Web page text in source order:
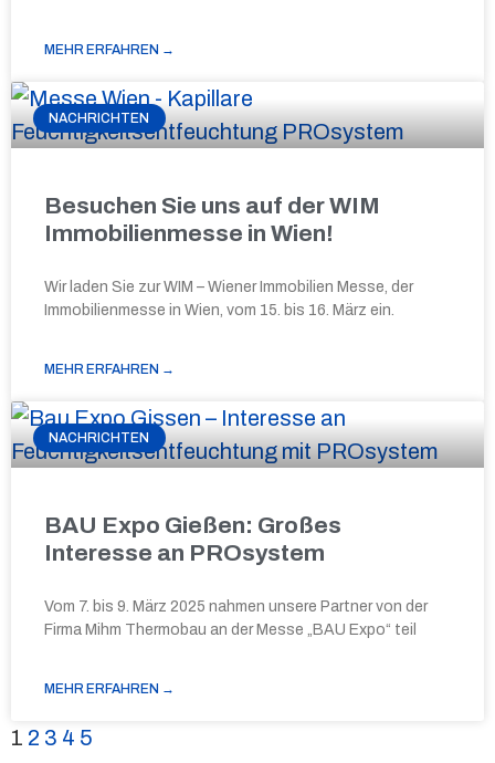
MEHR ERFAHREN →
NACHRICHTEN
Besuchen Sie uns auf der WIM
Immobilienmesse in Wien!
Wir laden Sie zur WIM – Wiener Immobilien Messe, der
Immobilienmesse in Wien, vom 15. bis 16. März ein.
MEHR ERFAHREN →
NACHRICHTEN
BAU Expo Gießen: Großes
Interesse an PROsystem
Vom 7. bis 9. März 2025 nahmen unsere Partner von der
Firma Mihm Thermobau an der Messe „BAU Expo“ teil
MEHR ERFAHREN →
1 2 3 4 5